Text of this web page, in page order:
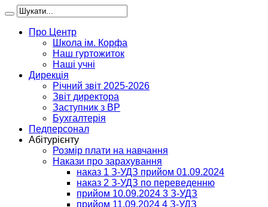
Про Центр
Школа ім. Корфа
Наш гуртожиток
Наші учні
Дирекція
Річний звіт 2025-2026
Звіт директора
Заступник з ВР
Бухгалтерія
Педперсонал
Абітурієнту
Розмір плати на навчання
Накази про зарахування
наказ 1 З-УДЗ прийом 01.09.2024
наказ 2 З-УДЗ по переведенню
прийом 10.09.2024 3 З-УДЗ
прийом 11.09.2024 4 З-УДЗ